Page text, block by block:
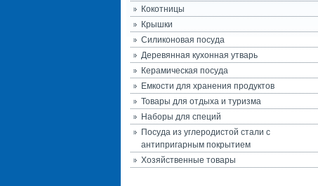
Кокотницы
Крышки
Силиконовая посуда
Деревянная кухонная утварь
Керамическая посуда
Емкости для хранения продуктов
Товары для отдыха и туризма
Наборы для специй
Посуда из углеродистой стали с
антипригарным покрытием
Хозяйственные товары